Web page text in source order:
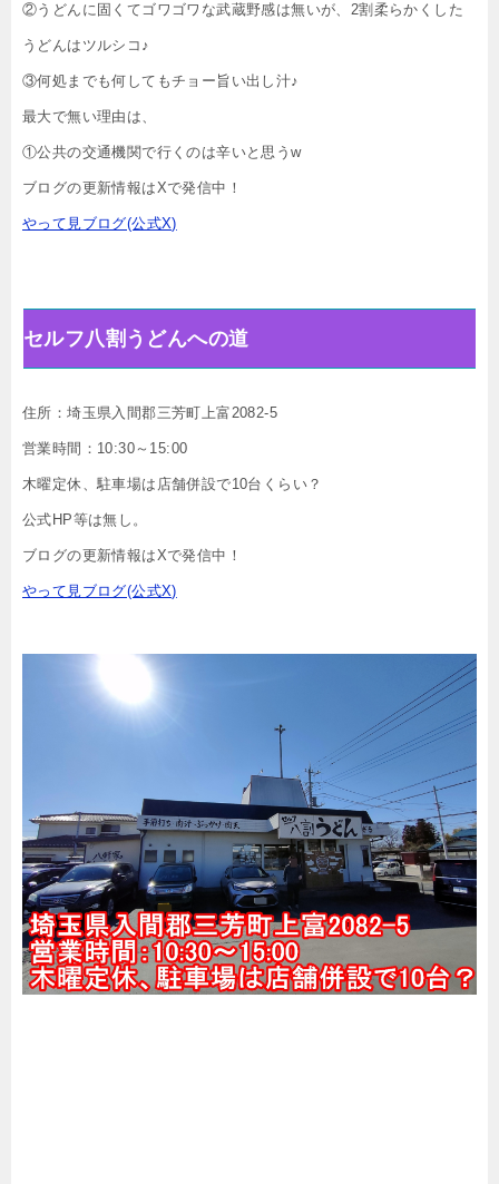
②うどんに固くてゴワゴワな武蔵野感は無いが、2割柔らかくした
うどんはツルシコ♪
③何処までも何してもチョー旨い出し汁♪
最大で無い理由は、
①公共の交通機関で行くのは辛いと思うw
ブログの更新情報はXで発信中！
やって見ブログ(公式X)
セルフ八割うどんへの道
住所：埼玉県入間郡三芳町上富2082-5
営業時間：10:30～15:00
木曜定休、駐車場は店舗併設で10台くらい？
公式HP等は無し。
ブログの更新情報はXで発信中！
やって見ブログ(公式X)